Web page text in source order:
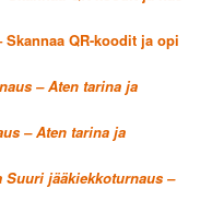
QR-koodit ja opi
– Aten tarina ja
– Aten tarina ja
Suuri jääkiekkoturnaus –